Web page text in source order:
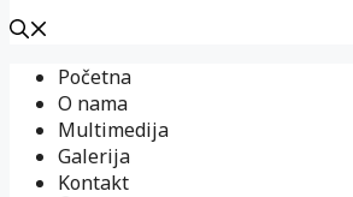
sadržaj
Početna
O nama
Multimedija
Galerija
Kontakt